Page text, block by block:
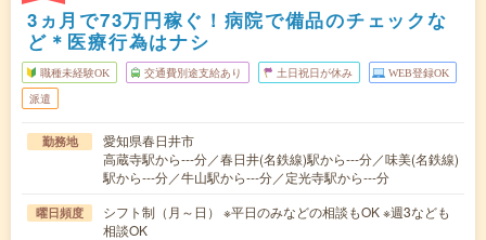
3ヵ月で73万円稼ぐ！病院で備品のチェックな
ど＊医療行為はナシ
職種未経験OK 交通費別途支給あり 土日祝日が休み WEB登録OK
派遣
勤務地
愛知県春日井市
高蔵寺駅から---分／春日井(名鉄線)駅から---分／味美(名鉄線)
駅から---分／牛山駅から---分／定光寺駅から---分
曜日頻度
シフト制（月～日） ※平日のみなどの相談もOK ※週3なども
相談OK